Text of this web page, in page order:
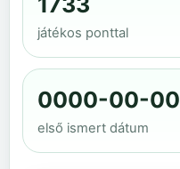
játékos ponttal
0000-00-00
első ismert dátum